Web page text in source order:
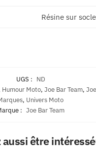
Résine sur
UGS : ND
Humour Moto, Joe Bar Team,
, Univers Moto
: Joe Bar Team
être